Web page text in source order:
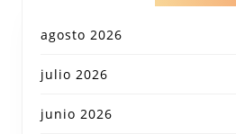
agosto 2026
julio 2026
junio 2026